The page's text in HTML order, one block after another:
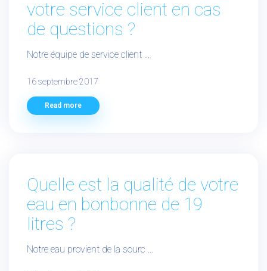
votre service client en cas
de questions ?
Notre équipe de service client ...
16 septembre 2017
Read more
Quelle est la qualité de votre
eau en bonbonne de 19
litres ?
Notre eau provient de la sourc ...